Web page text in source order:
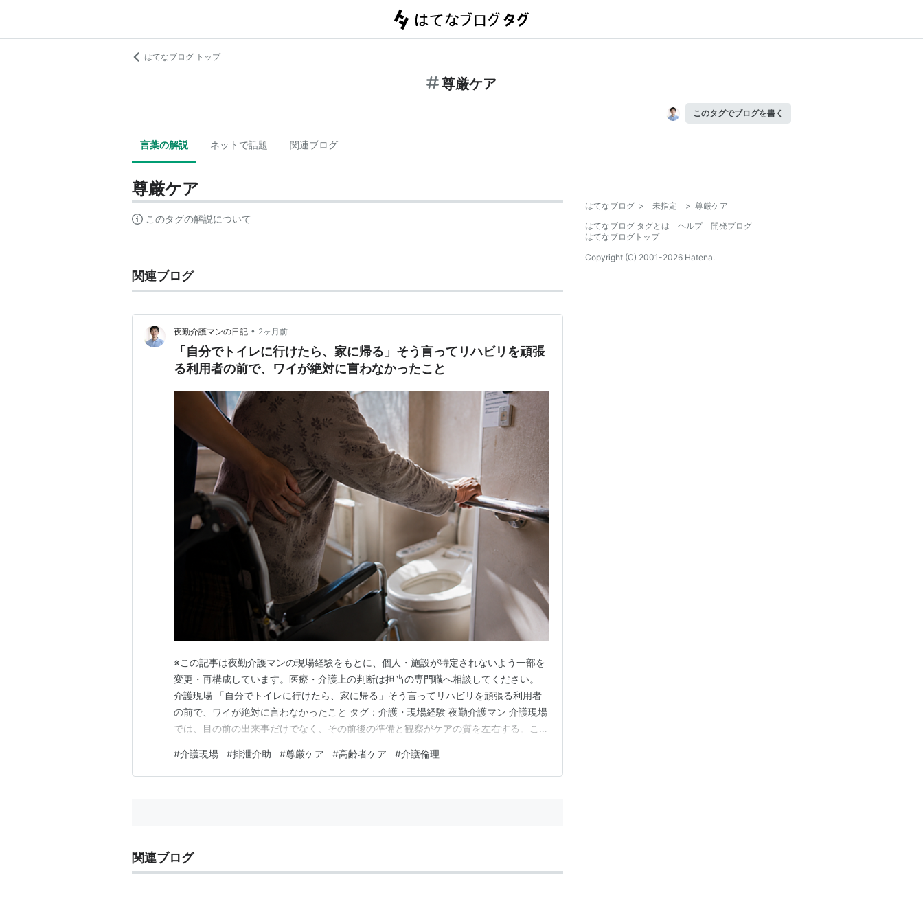
はてなブログ トップ
尊厳ケア
このタグでブログを書く
言葉の解説 ネットで話題 関連ブログ
尊厳ケア
このタグの解説について
関連ブログ
夜勤介護マンの日記 • 2ヶ月前
「自分でトイレに行けたら、家に帰る」そう言ってリハビリを頑張
る利用者の前で、ワイが絶対に言わなかったこと
※この記事は夜勤介護マンの現場経験をもとに、個人・施設が特定されないよう一部を
変更・再構成しています。医療・介護上の判断は担当の専門職へ相談してください。
介護現場 「自分でトイレに行けたら、家に帰る」そう言ってリハビリを頑張る利用者
の前で、ワイが絶対に言わなかったこと タグ：介護・現場経験 夜勤介護マン 介護現場
では、目の前の出来事だけでなく、その前後の準備と観察がケアの質を左右する。この
の前で、ワイが絶対に言わなかったこと」というテーマを、夜勤介護マンが現場で見て
きたことをもとに整理する。個人や施設が特定されない…
#介護現場 #排泄介助 #尊厳ケア #高齢者ケア #介護倫理
関連ブログ
はてなブログ > 未指定 > 尊厳ケア
はてなブログ タグとは
ヘルプ
開発ブログ
はてなブログトップ
Copyright (C) 2001-2026 Hatena.